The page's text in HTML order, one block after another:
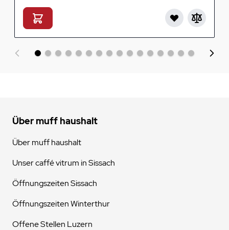
Über muff haushalt
Über muff haushalt
Unser caffé vitrum in Sissach
Öffnungszeiten Sissach
Öffnungszeiten Winterthur
Offene Stellen Luzern